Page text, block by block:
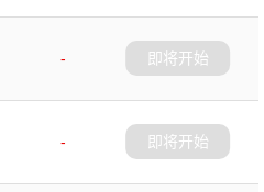
-
即将开始
-
即将开始